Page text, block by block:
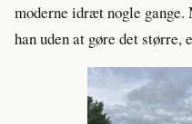
moderne idræt nogle
han uden at gøre det større,